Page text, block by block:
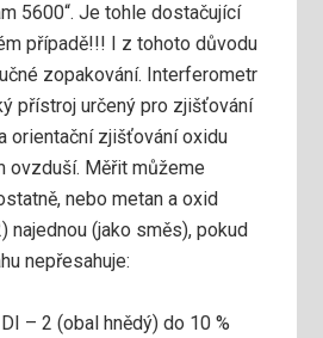
5600“. Je tohle dostačující
případě!!! I z tohoto důvodu
zopakování. Interferometr
přístroj určený pro zjišťování
orientační zjišťování oxidu
ovzduší. Měřit můžeme
nebo metan a oxid
najednou (jako směs), pokud
nepřesahuje:
– 2 (obal hnědý) do 10 %